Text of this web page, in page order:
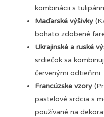
kombinácii s
Maďarské výšivky
bohato zdobené
Ukrajinské a ruské
srdiečok sa
červenými odtieňmi.
Francúzske vzory
pastelové srdcia s
používané na